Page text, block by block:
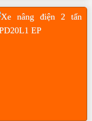
hạng3
5 sao